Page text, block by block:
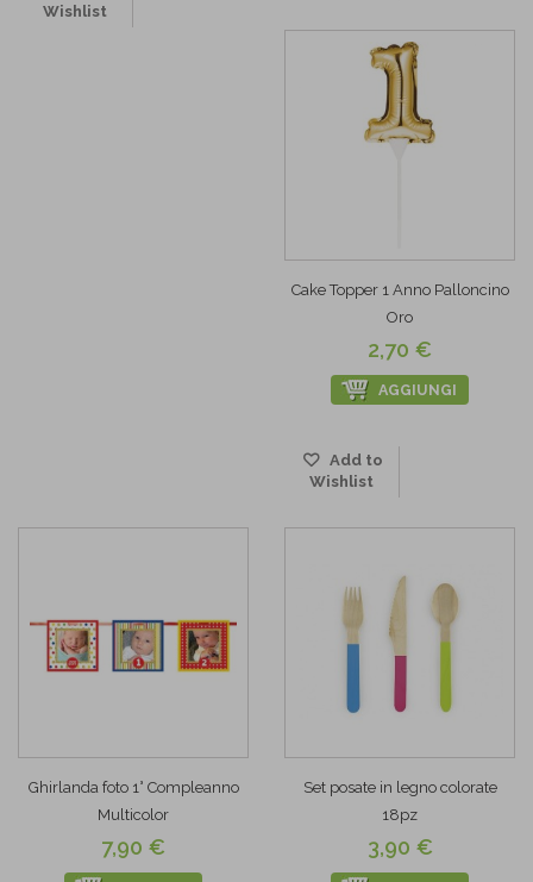
Wishlist
Cake Topper 1 Anno Palloncino
Oro
2,70 €
AGGIUNGI
Add to
Wishlist
Ghirlanda foto 1° Compleanno
Multicolor
7,90 €
Set posate in legno colorate
18pz
3,90 €